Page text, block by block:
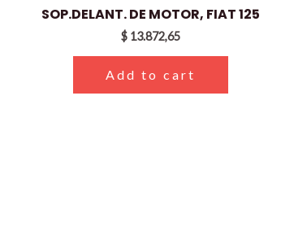
SOP.DELANT. DE MOTOR, FIAT 125
$ 13.872,65
Add to cart